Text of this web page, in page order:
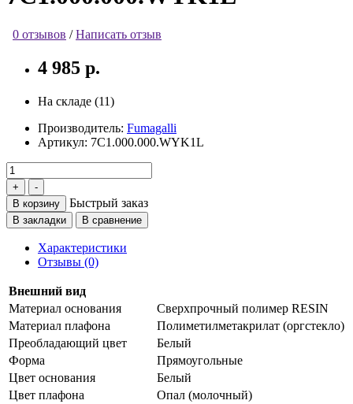
0 отзывов /Написать отзыв
4 985 р.
На складе (11)
Производитель: Fumagalli
Артикул: 7C1.000.000.WYK1L
В корзину Быстрый заказ
В закладки В сравнение
Характеристики
Отзывы (0)
Внешний вид
Материал основания
Сверхпрочный полимер RESIN
Материал плафона
Полиметилметакрилат (оргстекло)
Преобладающий цвет
Белый
Форма
Прямоугольные
Цвет основания
Белый
Цвет плафона
Опал (молочный)